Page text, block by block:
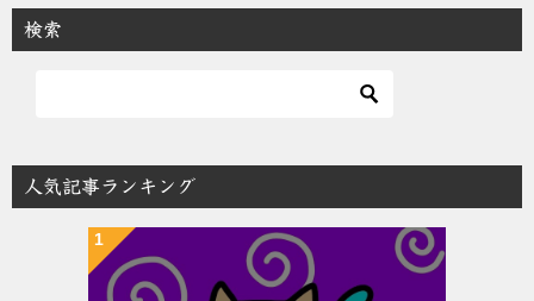
検索
人気記事ランキング